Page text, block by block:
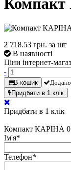
Компакт
2 718.53 грн. за шт
В наявності
Ціни інтернет-
-
В кошик
Додано
Придбати в 1 клік
Придбати в 1 клік
Компакт КАРІНА
Ім'я*
Телефон*